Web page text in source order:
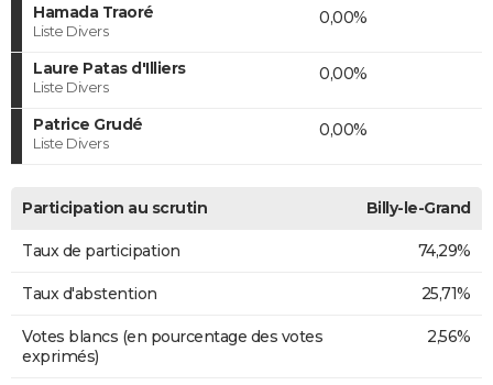
Hamada Traoré
Liste Divers
0,00%
Laure Patas d'Illiers
Liste Divers
0,00%
Patrice Grudé
Liste Divers
0,00%
Participation au scrutin Billy-le-Grand
Taux de participation 74,29%
Taux d'abstention 25,71%
Votes blancs (en pourcentage des votes
exprimés)
2,56%